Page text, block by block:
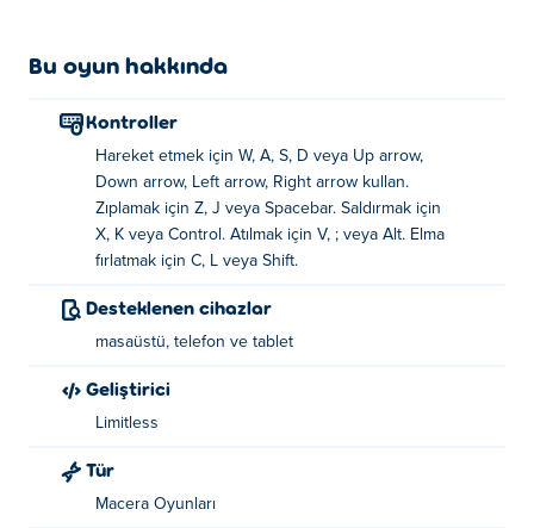
kilidini açın ve oyunun karşınıza çıkardığı her zorlu boss'u
Dungeons'ı tamamlamak için ne gerekiyorsa yap ve
oyundaki tüm sırların kilidini aç.
Apple Knight: Mini Zindanlar nasıl oynanır?
Taşı - WASD veya Ok tuşları
Atla - Z veya J veya Boşluk
Saldırı - X veya K veya Kontrol
Çizgi - V veya ; veya Alt
Apple Knight: Mini Dungeons'ı kim yarattı?
Bu oyun hakkında
Kontroller
Hareket etmek için W, A, S, D veya Up arrow,
Down arrow, Left arrow, Right arrow kullan.
Zıplamak için Z, J veya Spacebar. Saldırmak için
X, K veya Control. Atılmak için V, ; veya Alt. Elma
fırlatmak için C, L veya Shift.
Desteklenen cihazlar
masaüstü, telefon ve tablet
Geliştirici
Limitless
Tür
Macera Oyunları